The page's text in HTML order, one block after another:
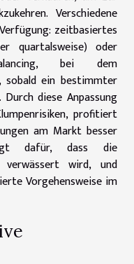
Verschiedene
zeitbasiertes
quartalsweise) oder
bei dem
sobald ein bestimmter
diese Anpassung
profitiert
am Markt besser
dafür, dass die
wird, und
Vorgehensweise im